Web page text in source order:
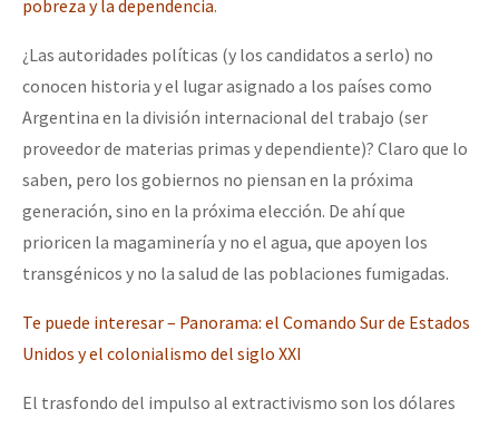
pobreza y la dependencia.
¿Las autoridades políticas (y los candidatos a serlo) no
conocen historia y el lugar asignado a los países como
Argentina en la división internacional del trabajo (ser
proveedor de materias primas y dependiente)? Claro que lo
saben, pero los gobiernos no piensan en la próxima
generación, sino en la próxima elección. De ahí que
prioricen la magaminería y no el agua, que apoyen los
transgénicos y no la salud de las poblaciones fumigadas.
Te puede interesar – Panorama: el Comando Sur de Estados
Unidos y el colonialismo del siglo XXI
El trasfondo del impulso al extractivismo son los dólares